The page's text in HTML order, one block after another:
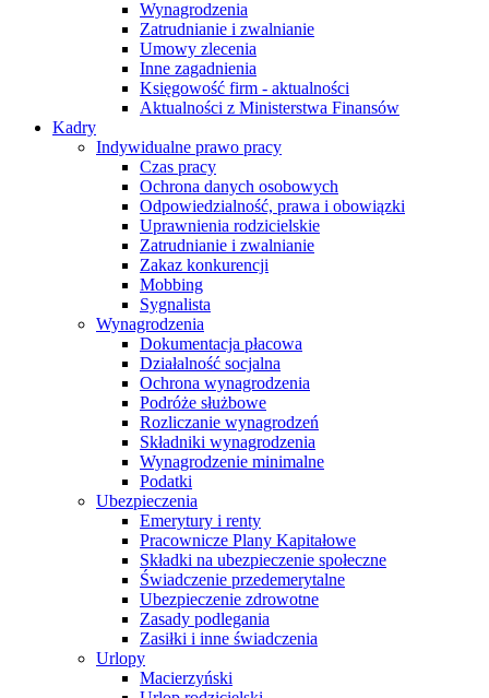
Wynagrodzenia
Zatrudnianie i zwalnianie
Umowy zlecenia
Inne zagadnienia
Księgowość firm - aktualności
Aktualności z Ministerstwa Finansów
Kadry
Indywidualne prawo pracy
Czas pracy
Ochrona danych osobowych
Odpowiedzialność, prawa i obowiązki
Uprawnienia rodzicielskie
Zatrudnianie i zwalnianie
Zakaz konkurencji
Mobbing
Sygnalista
Wynagrodzenia
Dokumentacja płacowa
Działalność socjalna
Ochrona wynagrodzenia
Podróże służbowe
Rozliczanie wynagrodzeń
Składniki wynagrodzenia
Wynagrodzenie minimalne
Podatki
Ubezpieczenia
Emerytury i renty
Pracownicze Plany Kapitałowe
Składki na ubezpieczenie społeczne
Świadczenie przedemerytalne
Ubezpieczenie zdrowotne
Zasady podlegania
Zasiłki i inne świadczenia
Urlopy
Macierzyński